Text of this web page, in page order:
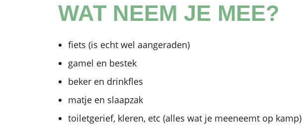
WAT NEEM JE MEE?
fiets (is echt wel aangeraden)
gamel en bestek
beker en drinkfles
matje en slaapzak
toiletgerief, kleren, etc (alles wat je meeneemt op kamp)